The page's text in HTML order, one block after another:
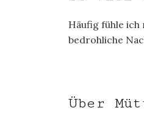
Häufig fühle ich
bedrohliche
Über